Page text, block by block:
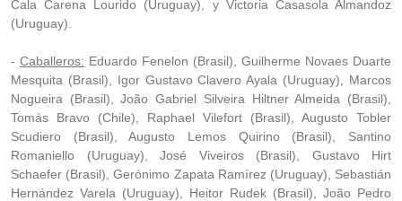
Cala Carena Lourido (Uruguay), y Victoria Casasola Almandoz
(Uruguay).
- Caballeros: Eduardo Fenelon (Brasil), Guilherme Novaes Duarte
Mesquita (Brasil), Igor Gustavo Clavero Ayala (Uruguay), Marcos
Nogueira (Brasil), João Gabriel Silveira Hiltner Almeida (Brasil),
Tomás Bravo (Chile), Raphael Vilefort (Brasil), Augusto Tobler
Scudiero (Brasil), Augusto Lemos Quirino (Brasil), Santino
Romaniello (Uruguay), José Viveiros (Brasil), Gustavo Hirt
Schaefer (Brasil), Gerónimo Zapata Ramírez (Uruguay), Sebastián
Hernández Varela (Uruguay), Heitor Rudek (Brasil), João Pedro